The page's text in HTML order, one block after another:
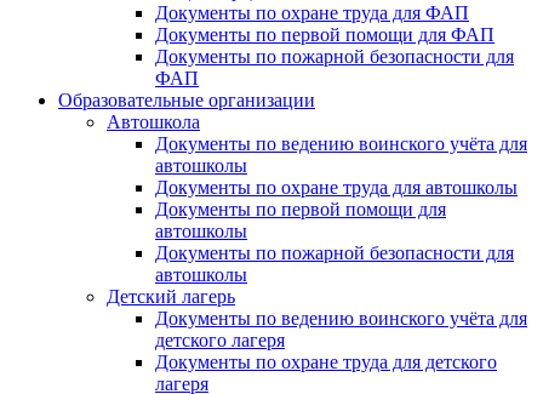
Документы по охране труда для ФАП
Документы по первой помощи для ФАП
Документы по пожарной безопасности для
ФАП
Образовательные организации
Автошкола
Документы по ведению воинского учёта для
автошколы
Документы по охране труда для автошколы
Документы по первой помощи для
автошколы
Документы по пожарной безопасности для
автошколы
Детский лагерь
Документы по ведению воинского учёта для
детского лагеря
Документы по охране труда для детского
лагеря